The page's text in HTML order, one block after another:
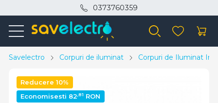
0373760359
Savelectro Corpuri de iluminat Corpuri de Iluminat
Reducere 10%
Economisesti 82,81 RON